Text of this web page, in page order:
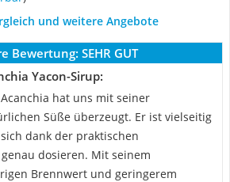
und weitere Angebote
Bewertung: SEHR GUT
Yacon-Sirup:
hat uns mit seiner
Süße überzeugt. Er ist vielseitig
dank der praktischen
dosieren. Mit seinem
Brennwert und geringerem